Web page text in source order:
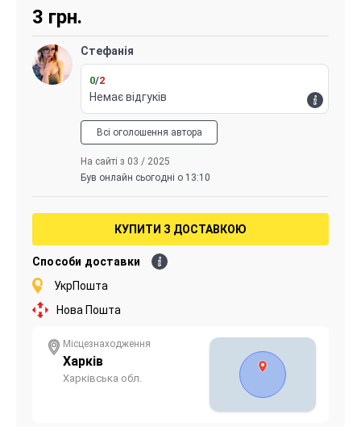
3 грн.
Стефанія
0/2
Немає відгуків
Всі оголошення автора
На сайті з 03 / 2025
Був онлайн сьогодні о 13:10
КУПИТИ З ДОСТАВКОЮ
Способи доставки
УкрПошта
Нова Пошта
Місцезнаходження
Харків
Харківська обл.